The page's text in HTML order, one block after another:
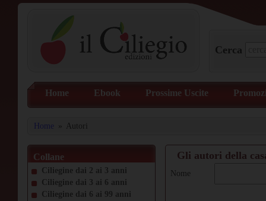
Cerca
Home Ebook Prossime Uscite
Home » Autori
Collane
Ciliegine dai 2 ai 3 anni
Ciliegine dai 3 ai 6 anni
Ciliegine dai 6 ai 99 anni
Gli autori della
Nome